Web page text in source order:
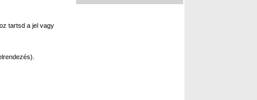
tartsd a jel vagy